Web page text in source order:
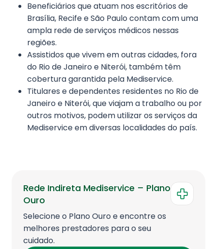
Beneficiários que atuam nos escritórios de
Brasília, Recife e São Paulo contam com uma
ampla rede de serviços médicos nessas
regiões.
Assistidos que vivem em outras cidades, fora
do Rio de Janeiro e Niterói, também têm
cobertura garantida pela Mediservice.
Titulares e dependentes residentes no Rio de
Janeiro e Niterói, que viajam a trabalho ou por
outros motivos, podem utilizar os serviços da
Mediservice em diversas localidades do país.
Rede Indireta Mediservice – Plano
Ouro
Selecione o Plano Ouro e encontre os
melhores prestadores para o seu
cuidado.